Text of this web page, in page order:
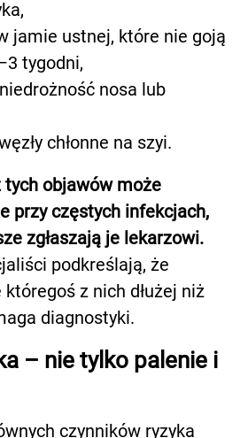
jamie ustnej, które nie goją
tygodni,
nosa lub
chłonne na szyi.
tych objawów może
przy częstych infekcjach,
zgłaszają je lekarzowi.
podkreślają, że
z nich dłużej niż
diagnostyki.
– nie tylko palenie i
czynników ryzyka